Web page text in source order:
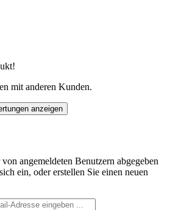
mit anderen Kunden.
anzeigen
angemeldeten Benutzern abgegeben
ein, oder erstellen Sie einen neuen